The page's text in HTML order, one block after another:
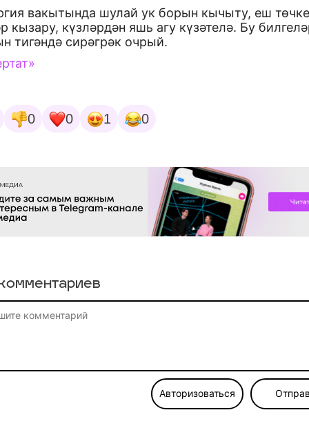
вакытында шулай ук борын кычыту, еш
кызару, күзләрдән яшь агу күзәтелә. Бу
тигәндә сирәгрәк очрый.
0 0 1 0
Авторизоваться